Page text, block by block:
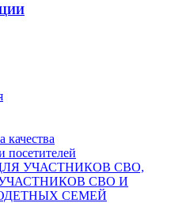
качества
посетителей
УЧАСТНИКОВ СВО,
СВО И
СЕМЕЙ